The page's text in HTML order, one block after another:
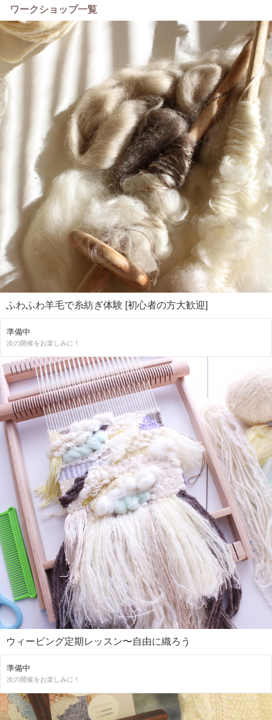
す。
大人向け、お子様向け、絵、工作、織物、書道、グラフィックデザイン
など専門の先生が初めての方でも参加できるように楽しく丁寧にサポー
トします。
カフェのような落ち着いた空間で手芸やアートクラフトを楽しみません
☆講師さん募集中☆
オシャレな中目黒FLATMATEでワークショップを開催したい！と言う方
は見学が可能ですのでお気軽にご連絡ください。
ワークショップ一覧
ふわふわ羊毛で糸紡ぎ体験 [初心者の方大歓迎]
準備中
次の開催をお楽しみに！
ウィービング定期レッスン〜自由に織ろう
準備中
次の開催をお楽しみに！